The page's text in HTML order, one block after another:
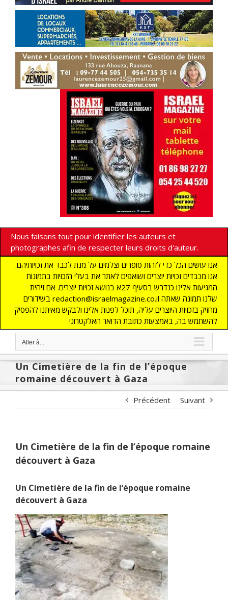
Nous faisons tout pour identifier les auteurs et
photographes afin de respecter leurs droits d'auteur.
אנו עושים הכל כדי לזהות סופרים וצלמים על מנת לכבד את זכויותיהם.
אנו מכבדים זכויות יוצרים ושואפים לאתר את בעלי הזכויות בתמונות
המגיעות אלינו כנדרש בסעיף 27א בנושא זכויות יוצרים. אם זיהית
בשידורים redaction@israelmagazine.co.il שלנו תמונה שאתה
מחזיק בזכויות היוצרים עליה, תוכל לפנות אלינו ולבקש מאיתנו להפסיק
להשתמש בה, באמצעות כתובת הדואר האלקטרוני
Aller à...
Un Cimetière de la fin de l’époque
romaine découvert à Gaza
Précédent Suivant
Un Cimetière de la fin de l’époque romaine
découvert à Gaza
Un Cimetière de la fin de l’époque romaine
découvert à Gaza